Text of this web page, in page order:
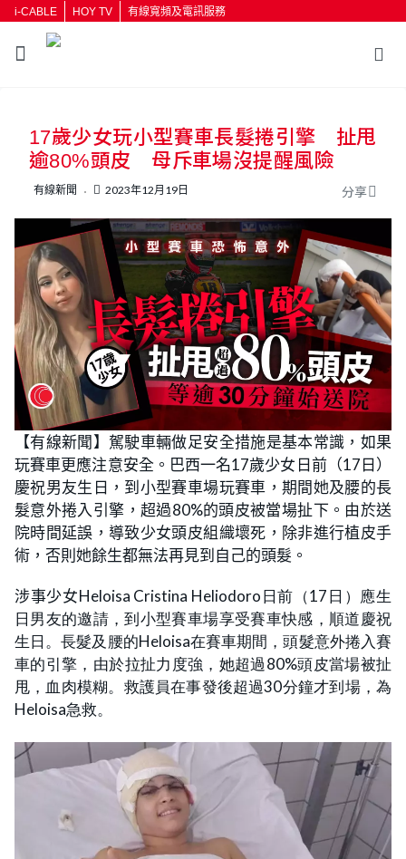
i-CABLE HOY TV 有線寬頻及電訊服務
按輸入鍵開始搜尋
17歲少女玩小型賽車長髮捲引擎 扯甩
逾80%頭皮 母斥車場沒提醒風險
有線新聞 2023年12月19日 分享
【有線新聞】駕駛車輛做足安全措施是基本常識，如果
玩賽車更應注意安全。巴西一名17歲少女日前（17日）
慶祝男友生日，到小型賽車場玩賽車，期間她及腰的長
髮意外捲入引擎，超過80%的頭皮被當場扯下。由於送
院時間延誤，導致少女頭皮組織壞死，除非進行植皮手
術，否則她餘生都無法再見到自己的頭髮。
涉事少女Heloisa Cristina Heliodoro日前（17日）應生
日男友的邀請，到小型賽車場享受賽車快感，順道慶祝
生日。長髮及腰的Heloisa在賽車期間，頭髮意外捲入賽
車的引擎，由於拉扯力度強，她超過80%頭皮當場被扯
甩，血肉模糊。救護員在事發後超過30分鐘才到場，為
Heloisa急救。